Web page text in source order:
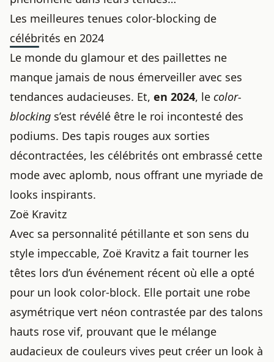
Les meilleures tenues color-blocking de
célébrités en 2024
Le monde du glamour et des paillettes ne
manque jamais de nous émerveiller avec ses
tendances audacieuses. Et, en 2024, le color-
blocking s’est révélé être le roi incontesté des
podiums. Des tapis rouges aux sorties
décontractées, les célébrités ont embrassé cette
mode avec aplomb, nous offrant une myriade de
looks inspirants.
Zoë Kravitz
Avec sa personnalité pétillante et son sens du
style impeccable, Zoë Kravitz a fait tourner les
têtes lors d’un événement récent où elle a opté
pour un look color-block. Elle portait une robe
asymétrique vert néon contrastée par des talons
hauts rose vif, prouvant que le mélange
audacieux de couleurs vives peut créer un look à